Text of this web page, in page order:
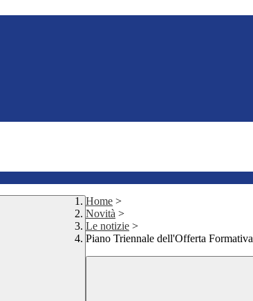
Home >
Novità >
Le notizie >
Piano Triennale dell'Offerta Formativa